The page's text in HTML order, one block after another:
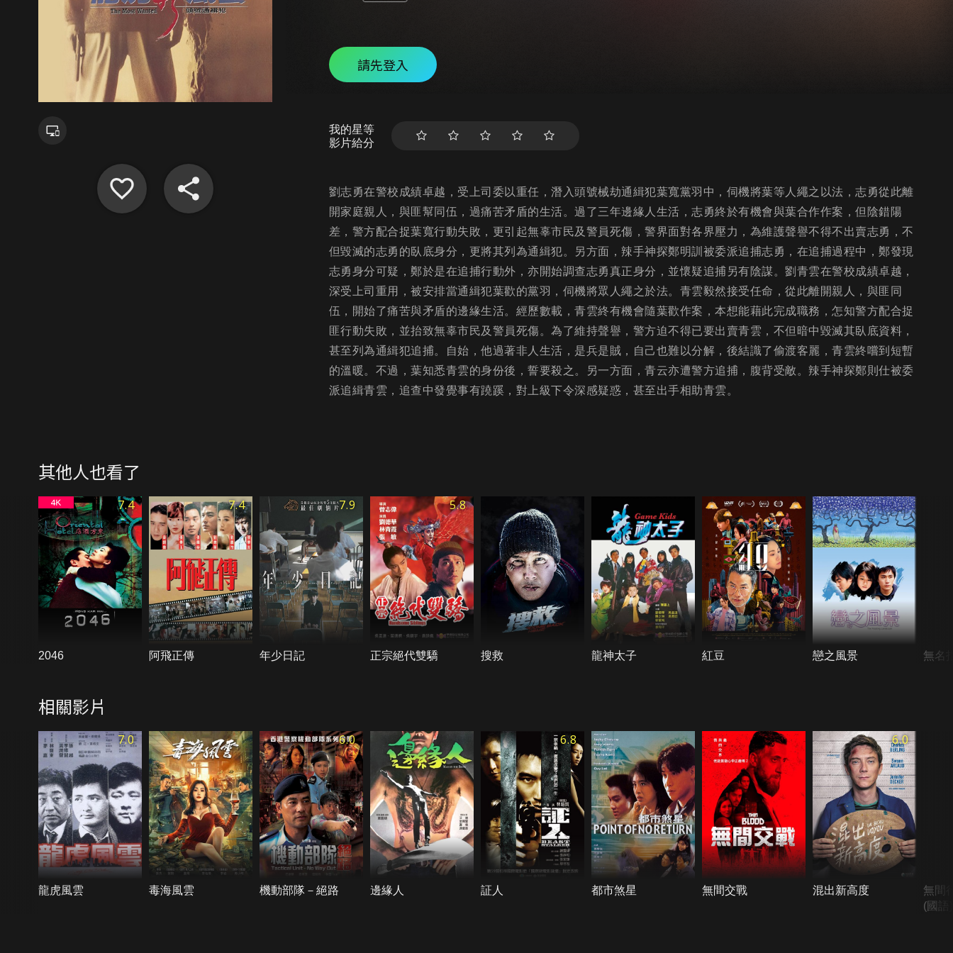
請先登入
我的星等
影片給分
劉志勇在警校成績卓越，受上司委以重任，潛入頭號械劫通緝犯葉寬黨羽中，伺機將葉等人繩之以法，志勇從此離
開家庭親人，與匪幫同伍，過痛苦矛盾的生活。過了三年邊緣人生活，志勇終於有機會與葉合作作案，但陰錯陽
差，警方配合捉葉寬行動失敗，更引起無辜市民及警員死傷，警界面對各界壓力，為維護聲譽不得不出賣志勇，不
但毀滅的志勇的臥底身分，更將其列為通緝犯。另方面，辣手神探鄭明訓被委派追捕志勇，在追捕過程中，鄭發現
志勇身分可疑，鄭於是在追捕行動外，亦開始調查志勇真正身分，並懷疑追捕另有陰謀。劉青雲在警校成績卓越，
深受上司重用，被安排當通緝犯葉歡的黨羽，伺機將眾人繩之於法。青雲毅然接受任命，從此離開親人，與匪同
伍，開始了痛苦與矛盾的邊緣生活。經歷數載，青雲終有機會隨葉歡作案，本想能藉此完成職務，怎知警方配合捉
匪行動失敗，並抬致無辜市民及警員死傷。為了維持聲譽，警方迫不得已要出賣青雲，不但暗中毀滅其臥底資料，
甚至列為通緝犯追捕。自始，他過著非人生活，是兵是賊，自己也難以分解，後結識了偷渡客麗，青雲終嚐到短暫
的溫暖。不過，葉知悉青雲的身份後，誓要殺之。另一方面，青云亦遭警方追捕，腹背受敵。辣手神探鄭則仕被委
派追緝青雲，追查中發覺事有蹺蹊，對上級下令深感疑惑，甚至出手相助青雲。
其他人也看了
7.4
2046
7.4
阿飛正傳
7.9
年少日記
5.8
正宗絕代雙驕 搜救 龍神太子 紅豆 戀之風景 無名
相關影片
7.0
龍虎風雲 毒海風雲
6.0
機動部隊－絕路 邊緣人
6.8
証人 都市煞星 無間交戰
6.0
混出新高度
無間
(國語)